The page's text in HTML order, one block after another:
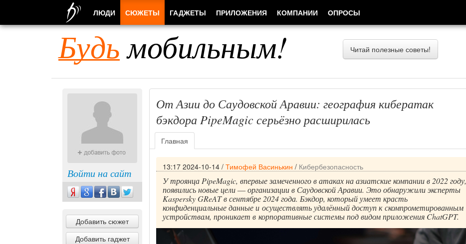
Будьмобильным! Читай полезные советы!
Войти на сайт
Добавить сюжет
Добавить гаджет
От Азии до Саудовской Аравии: география кибератак
бэкдора PipeMagic серьёзно расширилась
Главная
13:17 2024-10-14 / Тимофей Васинькин / Кибербезопасность
У троянца PipeMagic, впервые замеченного в атаках на азиатские компании в 2022 году,
появились новые цели ― организации в Саудовской Аравии. Это обнаружили эксперты
Kaspersky GReAT в сентябре 2024 года. Бэкдор, который умеет красть
конфиденциальные данные и осуществлять удалённый доступ к скомпрометированным
устройствам, проникает в корпоративные системы под видом приложения ChatGPT.
ЛЮДИ СЮЖЕТЫ ГАДЖЕТЫ ПРИЛОЖЕНИЯ КОМПАНИИ ОПРОСЫ